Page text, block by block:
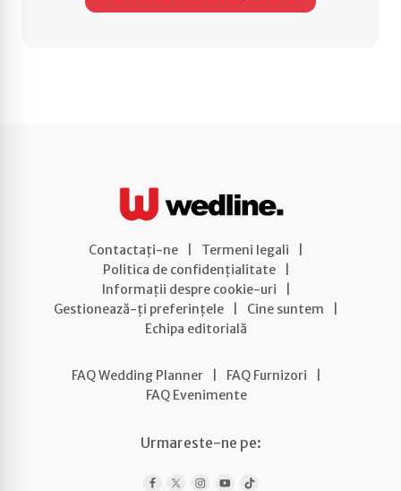
Contactați-ne Termeni legali
Politica de confidențialitate
Informații despre cookie-uri
Gestionează-ți preferințele
Cine suntem
Echipa editorială
FAQ Wedding Planner FAQ Furnizori
FAQ Evenimente
Urmareste-ne pe: